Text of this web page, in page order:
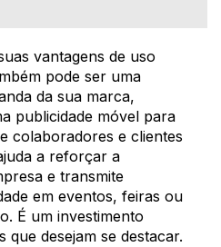
vantagens de uso
pode ser uma
da sua marca,
publicidade móvel para
colaboradores e clientes
a reforçar a
e transmite
em eventos, feiras ou
É um investimento
que desejam se destacar.